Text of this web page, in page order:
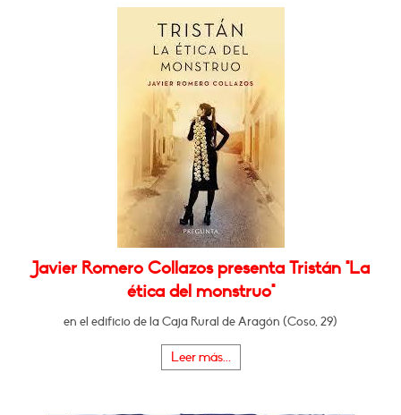
Javier Romero Collazos presenta Tristán "La
ética del monstruo"
en el edificio de la Caja Rural de Aragón (Coso, 29)
Leer más...